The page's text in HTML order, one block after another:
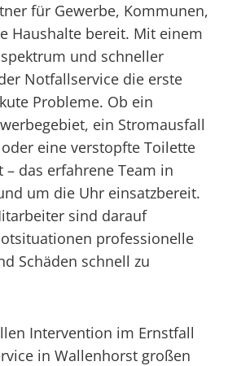
für Gewerbe, Kommunen,
Haushalte bereit. Mit einem
und schneller
Notfallservice die erste
Probleme. Ob ein
ein Stromausfall
eine verstopfte Toilette
das erfahrene Team in
um die Uhr einsatzbereit.
sind darauf
professionelle
Schäden schnell zu
Intervention im Ernstfall
in Wallenhorst großen